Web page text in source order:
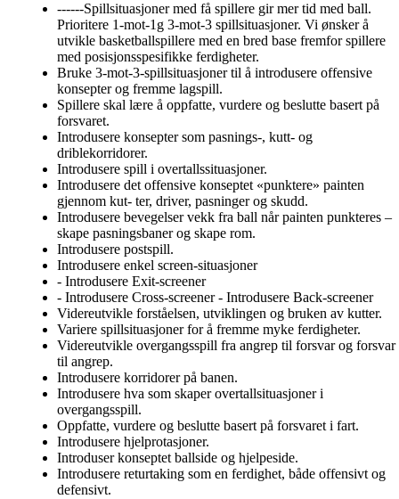
------Spillsituasjoner med få spillere gir mer tid med ball.
Prioritere 1-mot-1g 3-mot-3 spillsituasjoner. Vi ønsker å
utvikle basketballspillere med en bred base fremfor spillere
med posisjonsspesifikke ferdigheter.
Bruke 3-mot-3-spillsituasjoner til å introdusere offensive
konsepter og fremme lagspill.
Spillere skal lære å oppfatte, vurdere og beslutte basert på
forsvaret.
Introdusere konsepter som pasnings-, kutt- og
driblekorridorer.
Introdusere spill i overtallssituasjoner.
Introdusere det offensive konseptet «punktere» painten
gjennom kut- ter, driver, pasninger og skudd.
Introdusere bevegelser vekk fra ball når painten punkteres –
skape pasningsbaner og skape rom.
Introdusere postspill.
Introdusere enkel screen-situasjoner
- Introdusere Exit-screener
- Introdusere Cross-screener - Introdusere Back-screener
Videreutvikle forståelsen, utviklingen og bruken av kutter.
Variere spillsituasjoner for å fremme myke ferdigheter.
Videreutvikle overgangsspill fra angrep til forsvar og forsvar
til angrep.
Introdusere korridorer på banen.
Introdusere hva som skaper overtallsituasjoner i
overgangsspill.
Oppfatte, vurdere og beslutte basert på forsvaret i fart.
Introdusere hjelprotasjoner.
Introduser konseptet ballside og hjelpeside.
Introdusere returtaking som en ferdighet, både offensivt og
defensivt.